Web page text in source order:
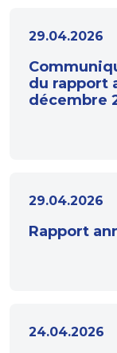
29.04.2026
du rapport
décembre
29.04.2026
Rapport
24.04.2026